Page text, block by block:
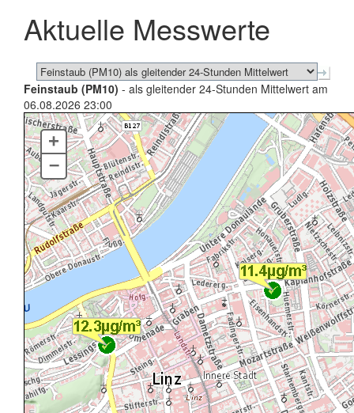
schließen
Aktuelle Messwerte
Feinstaub (PM10) - als gleitender 24-Stunden Mittelwert am
06.08.2026 23:00
+
–